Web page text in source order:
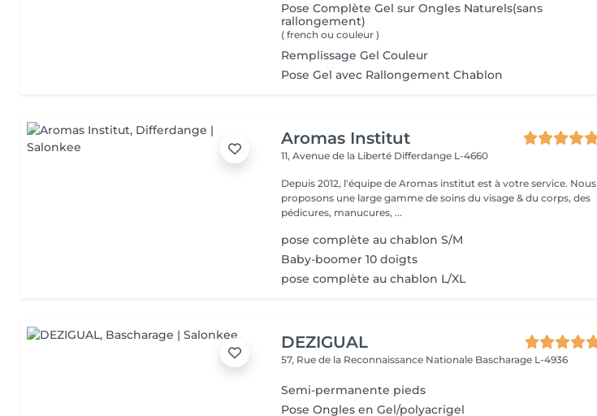
Pose Complète Gel sur Ongles Naturels(sans
rallongement)
( french ou couleur )
Remplissage Gel Couleur
Pose Gel avec Rallongement Chablon
Aromas Institut
11, Avenue de la Liberté Differdange L-4660
Depuis 2012, l'équipe de Aromas institut est à votre service. Nous
proposons une large gamme de soins du visage & du corps, des
pédicures, manucures, ...
pose complète au chablon S/M
Baby-boomer 10 doigts
pose complète au chablon L/XL
DEZIGUAL
57, Rue de la Reconnaissance Nationale Bascharage L-4936
Semi-permanente pieds
Pose Ongles en Gel/polyacrigel